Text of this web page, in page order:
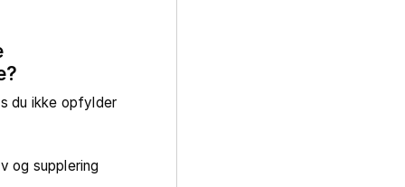
du ikke opfylder
og supplering